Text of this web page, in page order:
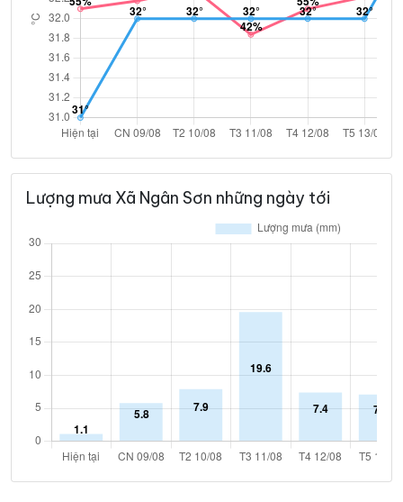
Lượng mưa Xã Ngân Sơn những ngày tới